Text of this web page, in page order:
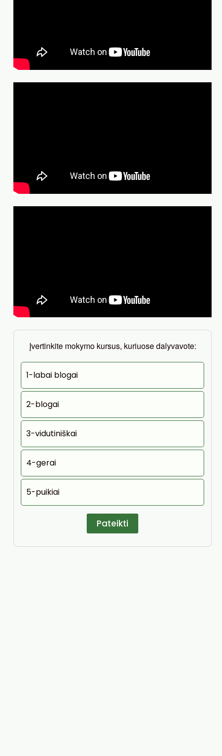
Įvertinkite mokymo kursus, kuriuose dalyvavote:
1-labai blogai
2-blogai
3-vidutiniškai
4-gerai
5-puikiai